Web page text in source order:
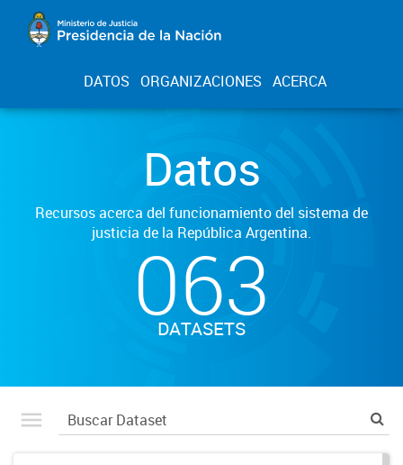
DATOS ORGANIZACIONES ACERCA
Datos
Recursos acerca del funcionamiento del sistema de
justicia de la República Argentina.
063
DATASETS